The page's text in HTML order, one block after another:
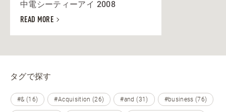
中電シーティーアイ 2008
READ MORE
タグで探す
#& (16) #Acquisition (26) #and (31) #business (76)